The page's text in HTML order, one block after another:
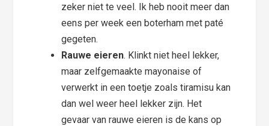
zeker niet te veel. Ik heb nooit meer dan
eens per week een boterham met paté
gegeten.
Rauwe eieren. Klinkt niet heel lekker,
maar zelfgemaakte mayonaise of
verwerkt in een toetje zoals tiramisu kan
dan wel weer heel lekker zijn. Het
gevaar van rauwe eieren is de kans op